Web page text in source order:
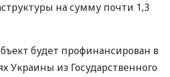
на сумму почти 1,3
будет профинансирован в
Украины из Государственного